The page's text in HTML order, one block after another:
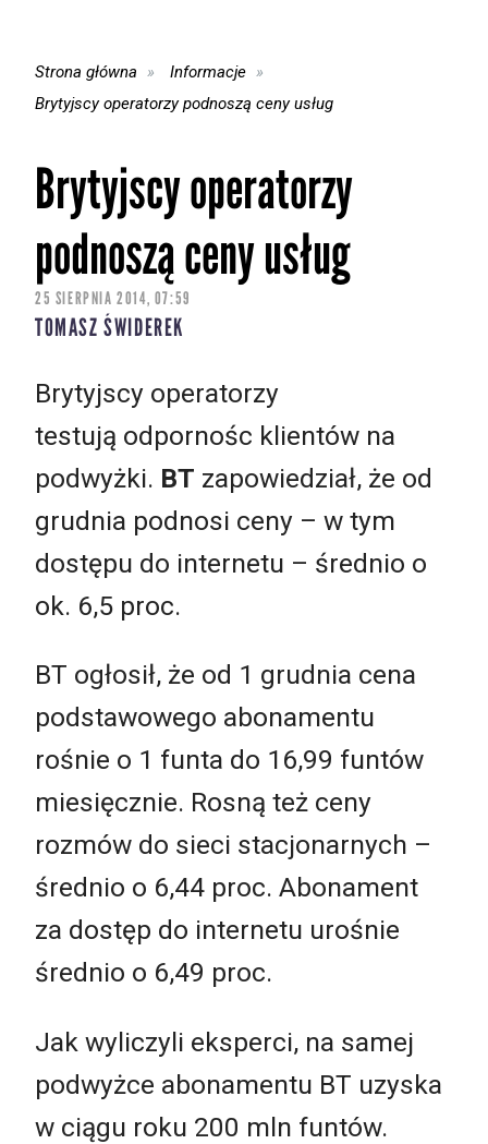
Strona główna
Informacje
Brytyjscy operatorzy podnoszą ceny usług
Brytyjscy operatorzy
podnoszą ceny usług
25 SIERPNIA 2014, 07:59
TOMASZ ŚWIDEREK
Brytyjscy operatorzy
testują odpornośc klientów na
podwyżki. BT zapowiedział, że od
grudnia podnosi ceny – w tym
dostępu do internetu – średnio o
ok. 6,5 proc.
BT ogłosił, że od 1 grudnia cena
podstawowego abonamentu
rośnie o 1 funta do 16,99 funtów
miesięcznie. Rosną też ceny
rozmów do sieci stacjonarnych –
średnio o 6,44 proc. Abonament
za dostęp do internetu urośnie
średnio o 6,49 proc.
Jak wyliczyli eksperci, na samej
podwyżce abonamentu BT uzyska
w ciągu roku 200 mln funtów.